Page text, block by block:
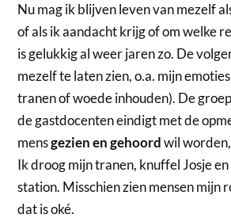
Nu mag ik blijven leven van mezelf
of als ik aandacht krijg of om welke
is gelukkig al weer jaren zo. De
mezelf te laten zien, o.a. mijn
tranen of woede inhouden). De
de gastdocenten eindigt met de
mensgezien en gehoordwil
Ik droog mijn tranen, knuffel Josje
station. Misschien zien mensen mijn
dat is oké.